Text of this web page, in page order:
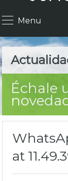
Menu
Échale
at